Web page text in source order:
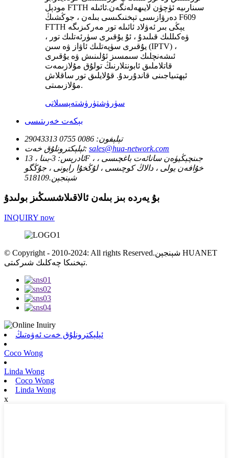
مودېل FTTH سىنارىيە ئۈچۈن لايىھەلەنگەن.ئائىلە
دەرۋازىسى تېخنىكىسى بىلەن ، جوڭشىڭ F609
FTTH يېڭى بىر ئەۋلاد ئائىلە تور مەركىزىگە
ۋەكىللىك قىلىدۇ ، ئۇ يۇقىرى سۈرئەتلىك تور ،
يۇقىرى سۈپەتلىك ئاۋاز ۋە سىن (IPTV) ،
ئىشەنچلىك سىمسىز ئۇلىنىش ۋە يۇقىرى
قاتلاملىق ئابونتلارنىڭ تولۇق مۇلازىمەت
ئېھتىياجىنى قاندۇرىدۇ. قۇلايلىق تور ساقلاش
مۇلازىمىتى.
سۈرۈشتۈرۈشتەپسىلاتى
بېكەت خەرىتىسى
تېلېفون: 0086 0755 29043313
ئېلېكترونلۇق خەت: sales@hua-network.com
ئادرېس:
3-بىنا ، 13F ، جىنچېڭيۈەن سانائەت باغچىسى ،
خۇافەن يولى ، دالاڭ كوچىسى ، لۇڭخۇا رايونى ، جۇڭگو
شېنجېن.518109
بۇ يەردە بىز بىلەن ئالاقىلاشسىڭىز بولىدۇ
INQUIRY now
© Copyright - 2010-2024: All rights Reserved.شېنجېن HUANET
تېخنىكا چەكلىك شىركىتى.
ئېلېكترونلۇق خەت ئەۋەتىڭ
Coco Wong
Linda Wong
Coco Wong
Linda Wong
x